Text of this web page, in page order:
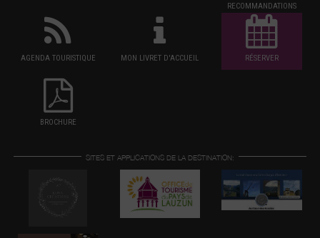
RECOMMANDATIONS
AGENDA TOURISTIQUE MON LIVRET D'ACCUEIL RÉSERVER
BROCHURE
SITES ET APPLICATIONS DE LA DESTINATION: